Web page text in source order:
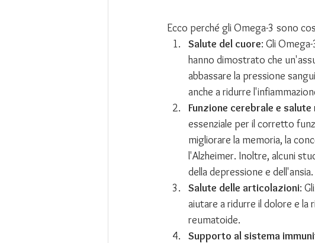
Ecco perché gli Omega-3 sono
Salute del cuore: Gli
hanno dimostrato che
abbassare la pressione
anche a ridurre
Funzione cerebrale e salute
essenziale per il corretto
migliorare la memoria, la
l'Alzheimer. Inoltre, alcuni
della depressione e dell'ansia.
Salute delle articolazioni:
aiutare a ridurre il dolore e
reumatoide.
Supporto al sistema